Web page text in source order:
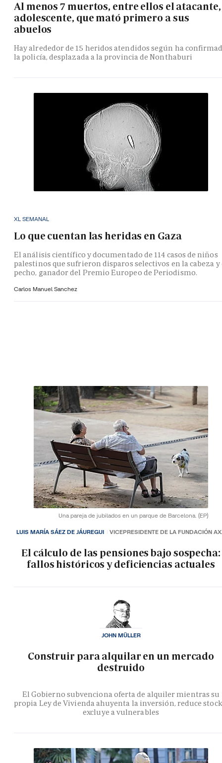
Al menos 7 muertos, entre ellos el atacante,
adolescente, que mató primero a sus
abuelos
Hay alrededor de 15 heridos atendidos según ha
la policía, desplazada a la provincia de Nonthaburi
XL SEMANAL
Lo que cuentan las heridas en Gaza
El análisis científico y documentado de 114 casos de niños
palestinos que sufrieron disparos selectivos en la cabeza y
pecho, ganador del Premio Europeo de Periodismo.
Carlos Manuel Sanchez
Una pareja de jubilados en un parque de Barcelona. (EP)
El cálculo de las pensiones bajo sospecha:
fallos históricos y deficiencias actuales
LUIS MARÍA SÁEZ DE JÁUREGUI VICEPRESIDENTE DE LA FUNDACIÓN
Construir para alquilar en un mercado
destruido
El Gobierno subvenciona oferta de alquiler mientras su
propia Ley de Vivienda ahuyenta la inversión, reduce
excluye a vulnerables
JOHN MÜLLER